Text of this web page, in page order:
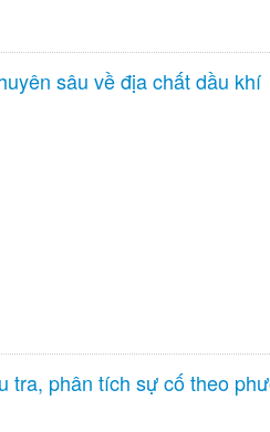
sâu về địa chất dầu khí
phân tích sự cố theo